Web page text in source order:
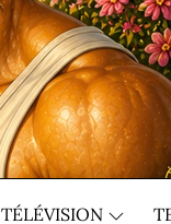
TÉLÉVISION